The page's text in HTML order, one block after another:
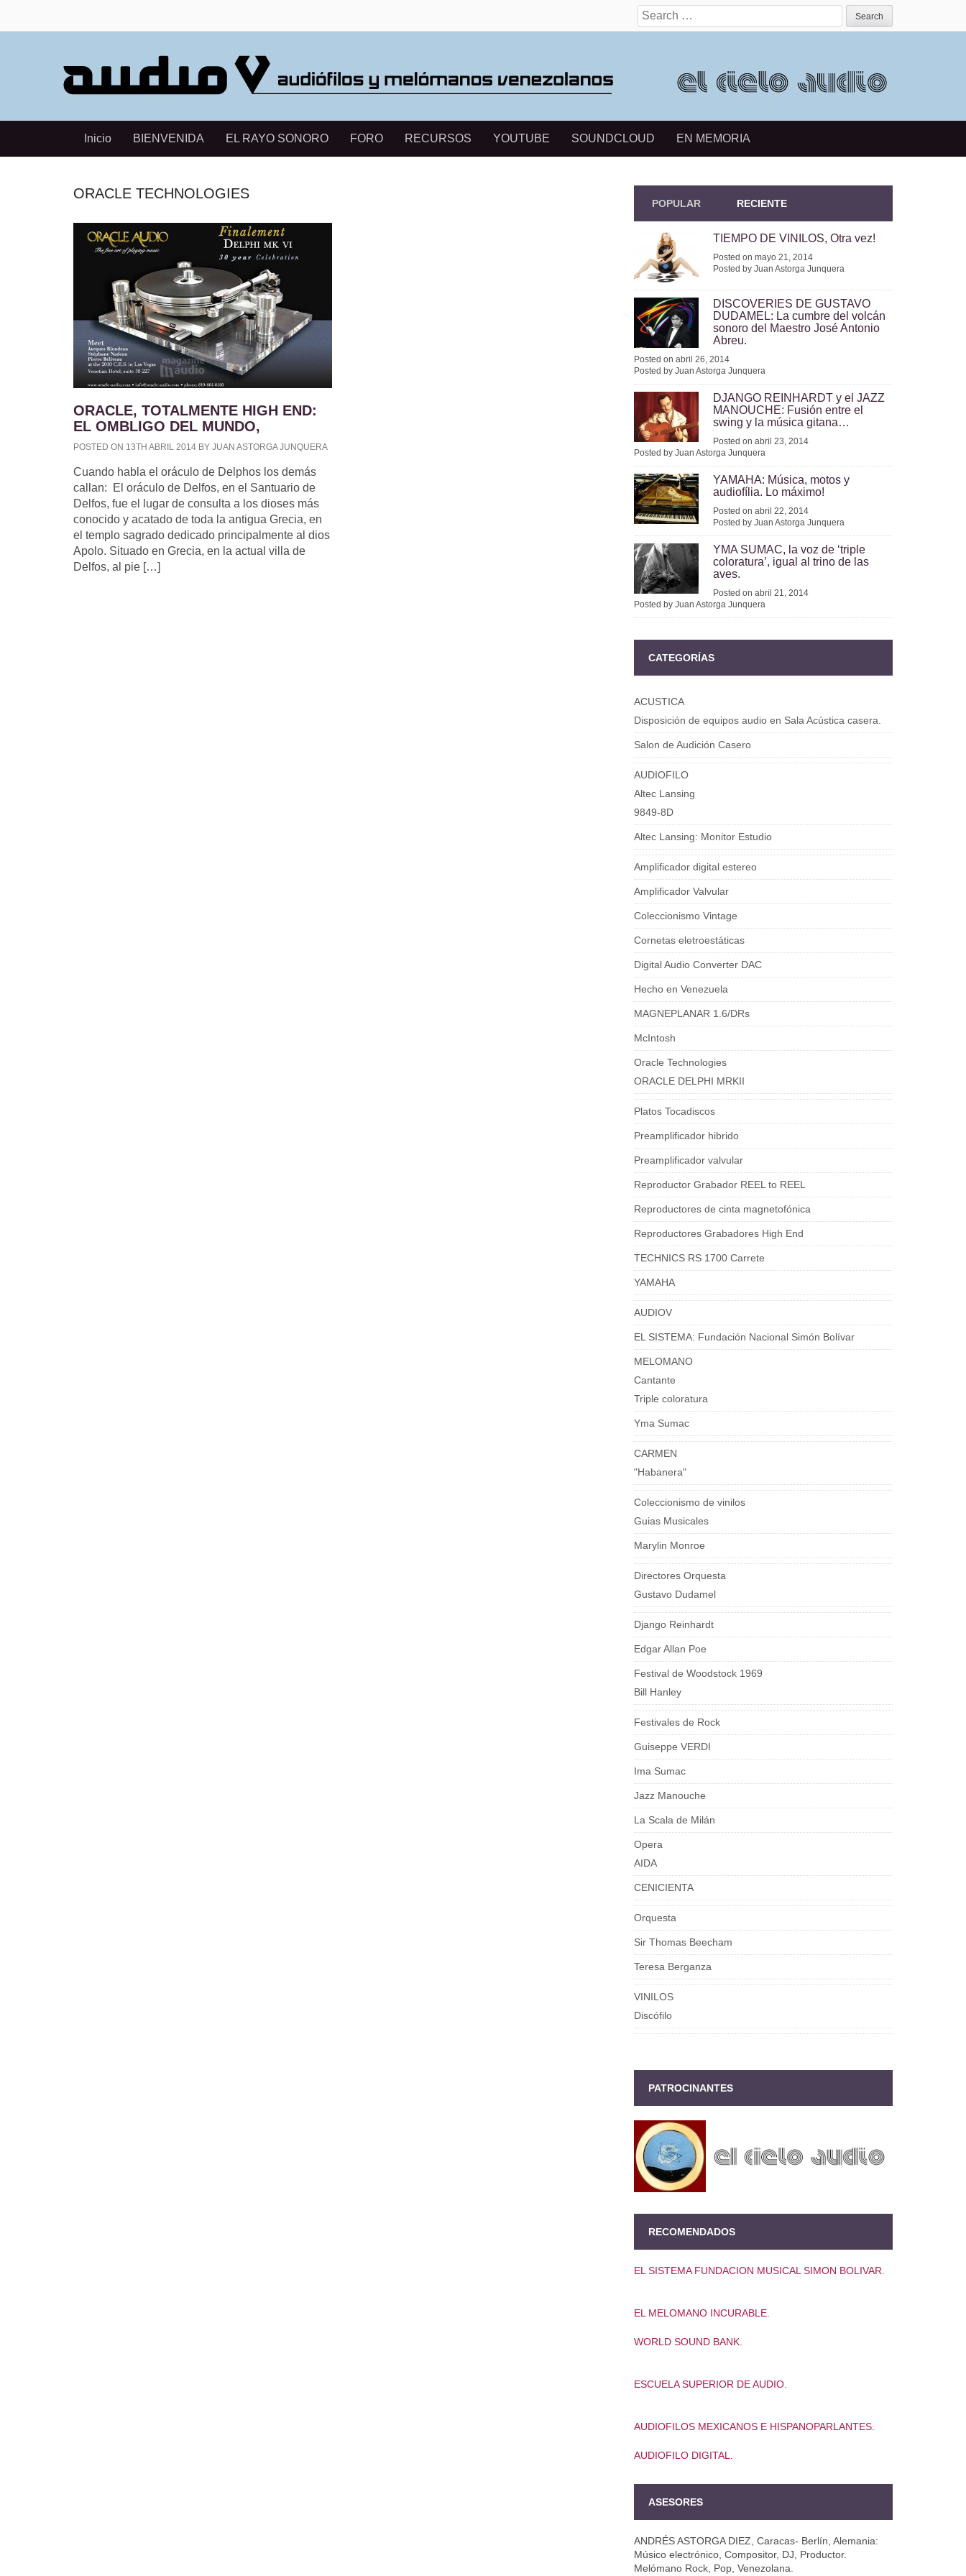
Search for:
Inicio BIENVENIDA EL RAYO SONORO FORO RECURSOS YOUTUBE SOUNDCLOUD EN MEMORIA
ORACLE TECHNOLOGIES
ORACLE, TOTALMENTE HIGH END:
EL OMBLIGO DEL MUNDO,
POSTED ON 13TH ABRIL 2014 BY JUAN ASTORGA JUNQUERA
Cuando habla el oráculo de Delphos los demás
callan: El oráculo de Delfos, en el Santuario de
Delfos, fue el lugar de consulta a los dioses más
conocido y acatado de toda la antigua Grecia, en
el templo sagrado dedicado principalmente al dios
Apolo. Situado en Grecia, en la actual villa de
Delfos, al pie […]
POPULAR RECIENTE
TIEMPO DE VINILOS, Otra vez!
Posted on mayo 21, 2014
Posted by Juan Astorga Junquera
DISCOVERIES DE GUSTAVO
DUDAMEL: La cumbre del volcán
sonoro del Maestro José Antonio
Abreu.
Posted on abril 26, 2014
Posted by Juan Astorga Junquera
DJANGO REINHARDT y el JAZZ
MANOUCHE: Fusión entre el
swing y la música gitana…
Posted on abril 23, 2014
Posted by Juan Astorga Junquera
YAMAHA: Música, motos y
audiofília. Lo máximo!
Posted on abril 22, 2014
Posted by Juan Astorga Junquera
YMA SUMAC, la voz de ‘triple
coloratura’, igual al trino de las
aves.
Posted on abril 21, 2014
Posted by Juan Astorga Junquera
CATEGORÍAS
ACUSTICA
Disposición de equipos audio en Sala Acústica casera.
Salon de Audición Casero
AUDIOFILO
Altec Lansing
9849-8D
Altec Lansing: Monitor Estudio
Amplificador digital estereo
Amplificador Valvular
Coleccionismo Vintage
Cornetas eletroestáticas
Digital Audio Converter DAC
Hecho en Venezuela
MAGNEPLANAR 1.6/DRs
McIntosh
Oracle Technologies
ORACLE DELPHI MRKII
Platos Tocadiscos
Preamplificador hibrido
Preamplificador valvular
Reproductor Grabador REEL to REEL
Reproductores de cinta magnetofónica
Reproductores Grabadores High End
TECHNICS RS 1700 Carrete
YAMAHA
AUDIOV
EL SISTEMA: Fundación Nacional Simón Bolívar
MELOMANO
Cantante
Triple coloratura
Yma Sumac
CARMEN
"Habanera"
Coleccionismo de vinilos
Guias Musicales
Marylin Monroe
Directores Orquesta
Gustavo Dudamel
Django Reinhardt
Edgar Allan Poe
Festival de Woodstock 1969
Bill Hanley
Festivales de Rock
Guiseppe VERDI
Ima Sumac
Jazz Manouche
La Scala de Milán
Opera
AIDA
CENICIENTA
Orquesta
Sir Thomas Beecham
Teresa Berganza
VINILOS
Discófilo
PATROCINANTES
RECOMENDADOS
EL SISTEMA FUNDACION MUSICAL SIMON BOLIVAR.
EL MELOMANO INCURABLE.
WORLD SOUND BANK.
ESCUELA SUPERIOR DE AUDIO.
AUDIOFILOS MEXICANOS E HISPANOPARLANTES.
AUDIOFILO DIGITAL.
ASESORES
ANDRÉS ASTORGA DIEZ, Caracas- Berlín, Alemania:
Músico electrónico, Compositor, DJ, Productor.
Melómano Rock, Pop, Venezolana.